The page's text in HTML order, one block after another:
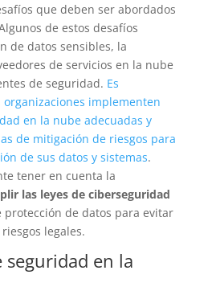
que deben ser abordados
de estos desafíos
de datos sensibles, la
de servicios en la nube
de seguridad. Es
implementen
en la nube adecuadas y
de mitigación de riesgos para
de sus datos y sistemas.
tener en cuenta la
las leyes de ciberseguridad
protección de datos para evitar
legales.
seguridad en la